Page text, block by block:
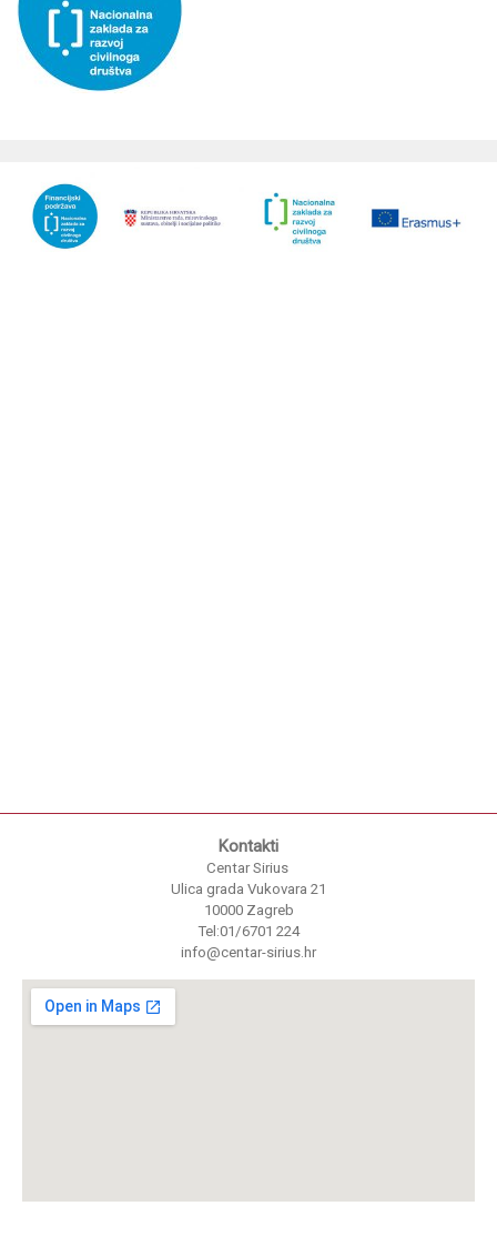
Kontakti
Centar Sirius
Ulica grada Vukovara 21
10000 Zagreb
Tel:01/6701 224
info@centar-sirius.hr